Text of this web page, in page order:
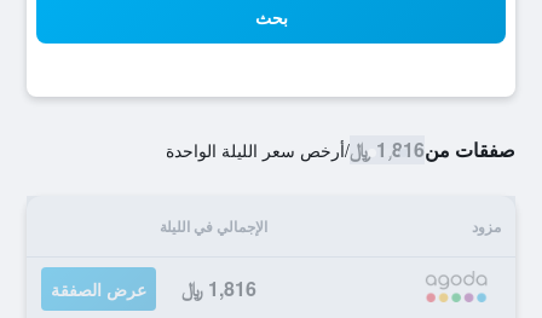
بحث
صفقات من1,816 ﷼ /أرخص سعر الليلة الواحدة
مزود الإجمالي في الليلة
1,816 ﷼ عرض الصفقة